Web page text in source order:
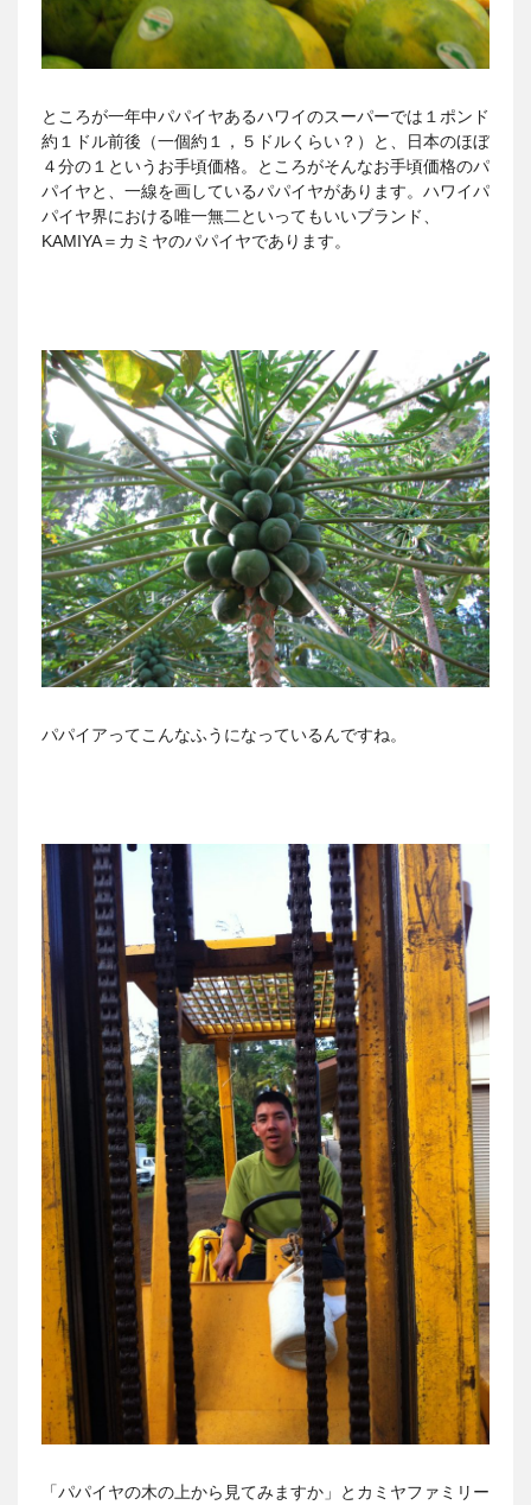
ところが一年中パパイヤあるハワイのスーパーでは１ポンド
約１ドル前後（一個約１，５ドルくらい？）と、日本のほぼ
４分の１というお手頃価格。ところがそんなお手頃価格のパ
パイヤと、一線を画しているパパイヤがあります。ハワイパ
パイヤ界における唯一無二といってもいいブランド、
KAMIYA＝カミヤのパパイヤであります。
パパイアってこんなふうになっているんですね。
「パパイヤの木の上から見てみますか」とカミヤファミリー